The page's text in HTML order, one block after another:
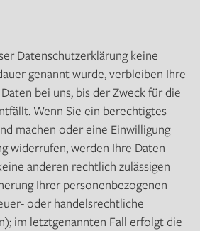
Datenschutzerklärung keine
genannt wurde, verbleiben Ihre
bei uns, bis der Zweck für die
Wenn Sie ein berechtigtes
machen oder eine Einwilligung
widerrufen, werden Ihre Daten
anderen rechtlich zulässigen
Ihrer personenbezogenen
oder handelsrechtliche
im letztgenannten Fall erfolgt die